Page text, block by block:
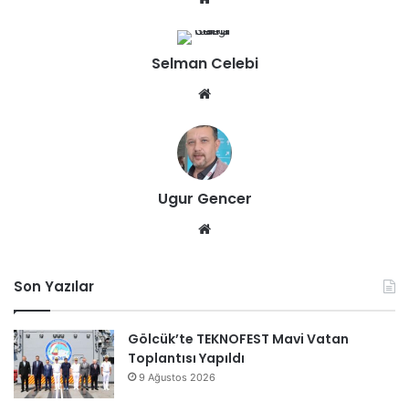
sit
esi
Selman Celebi
sit
esi
Ugur Gencer
Son Yazılar
Gölcük’te TEKNOFEST Mavi Vatan
Toplantısı Yapıldı
9 Ağustos 2026